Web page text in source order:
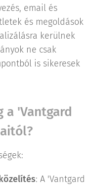
email és
és megoldások
kerülnek
ne csak
is sikeresek
'Vantgard
: A 'Vantgard